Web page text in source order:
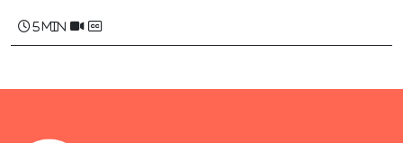
5 min